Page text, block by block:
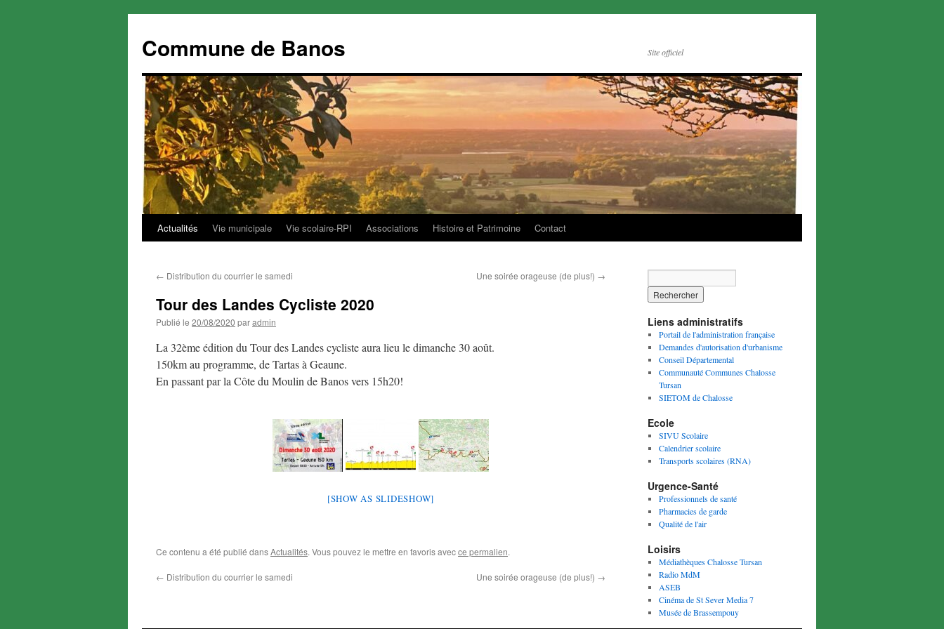
Commune de Banos Site officiel
Aller
contenu
Actualités Vie municipale Vie scolaire-RPI Associations Histoire et Patrimoine Contact
← Distribution du courrier le samedi Une soirée orageuse (de plus!) →
Tour des Landes Cycliste 2020
Publié le 20/08/2020 paradmin
La 32ème édition du Tour des Landes cycliste aura lieu le dimanche 30 août.
150km au programme, de Tartas à Geaune.
En passant par la Côte du Moulin de Banos vers 15h20!
[SHOW AS SLIDESHOW]
Ce contenu a été publié dansActualités. Vous pouvez le mettre en favoris avecce permalien.
← Distribution du courrier le samedi Une soirée orageuse (de plus!) →
Liens administratifs
Portail de l'administration française
Demandes d'autorisation d'urbanisme
Conseil Départemental
Communauté Communes Chalosse
Tursan
SIETOM de Chalosse
Ecole
SIVU Scolaire
Calendrier scolaire
Transports scolaires (RNA)
Urgence-Santé
Professionnels de santé
Pharmacies de garde
Qualité de l'air
Loisirs
Médiathèques Chalosse Tursan
Radio MdM
ASEB
Cinéma de St Sever Media 7
Musée de Brassempouy